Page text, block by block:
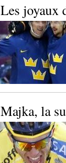
Les joyaux
Majka, la